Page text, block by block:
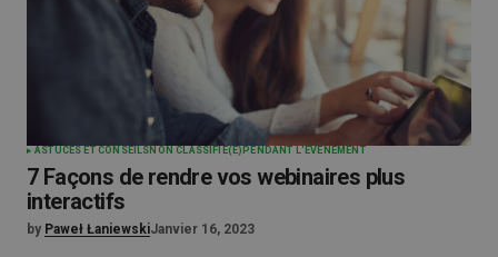
ASTUCES ET CONSEILS NON CLASSIFIÉ(E) PENDANT L'ÉVÉNEMENT
7 Façons de rendre vos webinaires plus
interactifs
by Paweł ŁaniewskiJanvier 16, 2023